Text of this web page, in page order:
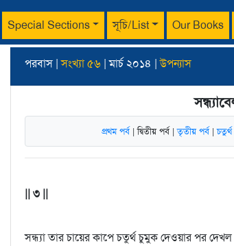
Special Sections সূচি/List Our Books
পরবাস |সংখ্যা ৫৬ | মার্চ ২০১৪ |উপন্যাস
প্রথম পর্ব| দ্বিতীয় পর্ব |তৃতীয় পর্ব|চতুর্থ
|| ৩ ||
সন্ধ্যা তার চায়ের কাপে চতুর্থ চুমুক দেওয়ার পর